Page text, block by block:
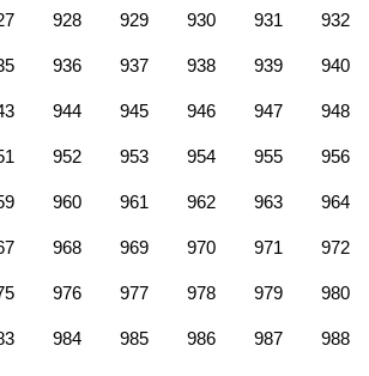
928 929 930 931 932
936 937 938 939 940
944 945 946 947 948
952 953 954 955 956
960 961 962 963 964
968 969 970 971 972
976 977 978 979 980
984 985 986 987 988